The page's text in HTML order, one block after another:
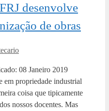
desenvolve
de obras
08 Janeiro 2019
em propriedade industrial
coisa que tipicamente
nossos docentes. Mas